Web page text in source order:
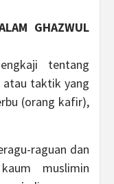
GHAZWUL
tentang
atau taktik yang
(orang kafir),
raguan dan
muslimin